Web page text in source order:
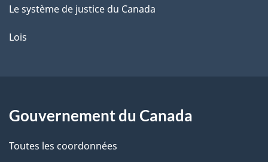
Le système de justice du Canada
Lois
Gouvernement du Canada
Toutes les coordonnées